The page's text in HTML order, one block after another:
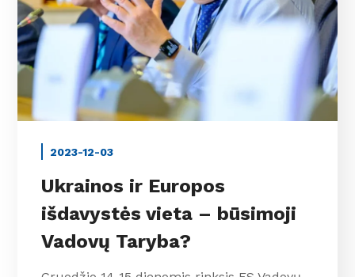
2023-12-03
Ukrainos ir Europos
išdavystės vieta – būsimoji
Vadovų Taryba?